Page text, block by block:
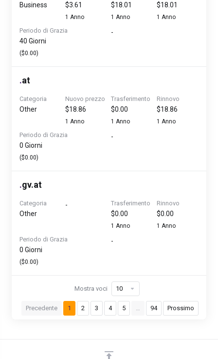
Business $3.61
1 Anno
$18.01
1 Anno
$18.01
1 Anno
Periodo di Grazia
40 Giorni
($0.00)
-
.at
Categoria
Other
Nuovo prezzo
$18.86
1 Anno
Trasferimento
$0.00
1 Anno
Rinnovo
$18.86
1 Anno
Periodo di Grazia
0 Giorni
($0.00)
-
.gv.at
Categoria
Other
- Trasferimento
$0.00
1 Anno
Rinnovo
$0.00
1 Anno
Periodo di Grazia
0 Giorni
($0.00)
-
Precedente 1 2 3 4 5 … 94 Prossimo
Mostra voci